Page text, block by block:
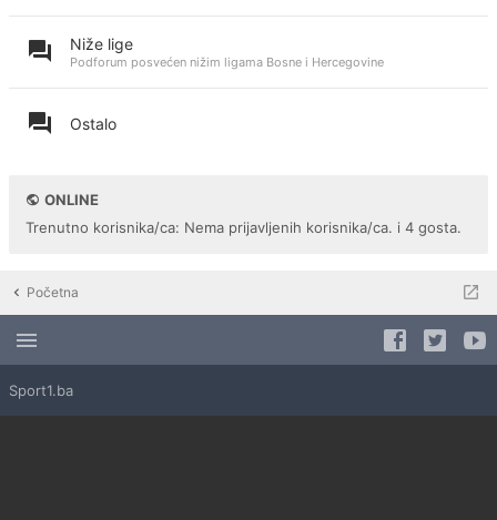
Niže lige
Podforum posvećen nižim ligama Bosne i Hercegovine
Ostalo
ONLINE
Trenutno korisnika/ca: Nema prijavljenih korisnika/ca. i 4 gosta.
Početna
Sport1.ba